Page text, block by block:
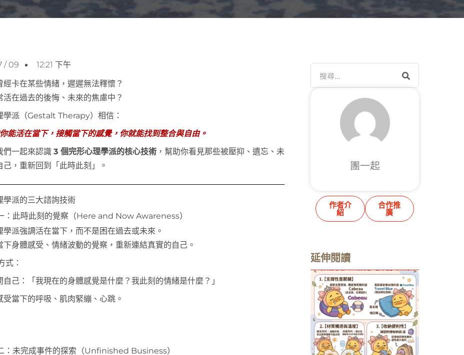
/ 09
12:21 下午
經卡在某些情緒，遲遲無法釋懷？
活在過去的後悔、未來的焦慮中？
學派（Gestalt Therapy）相信：
能活在當下，接觸當下的感覺，你就能找到整合與自由。
們一起來認識 3 個完形心理學派的核心技術，幫助你看見那些被壓抑、遺忘、未
己，重新回到「此時此刻」。
學派的三大諮詢技術
：此時此刻的覺察（Here and Now Awareness）
學派強調活在當下，而不是困在過去或未來。
下身體感受、情緒波動的覺察，重新連結真實的自己。
式：
自己：「我現在的身體感覺是什麼？我此刻的情緒是什麼？」
受當下的呼吸、肌肉緊繃、心跳。
：未完成事件的探索（Unfinished Business）
尋
團一起
作者介
紹
合作推
廣
延伸閱讀